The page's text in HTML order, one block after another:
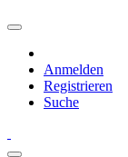
Anmelden
Registrieren
Suche